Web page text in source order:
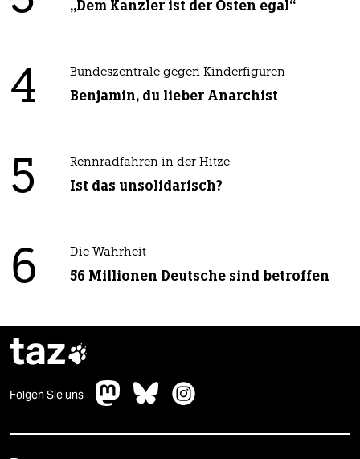
„Dem Kanzler ist der Osten egal“
4 Bundeszentrale gegen Kinderfiguren
Benjamin, du lieber Anarchist
5 Rennradfahren in der Hitze
Ist das unsolidarisch?
6 Die Wahrheit
56 Millionen Deutsche sind betroffen
taz
Folgen Sie uns